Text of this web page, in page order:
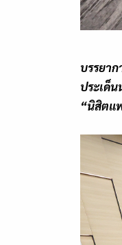
บรรยา
ประเด็
“นิสิตแ